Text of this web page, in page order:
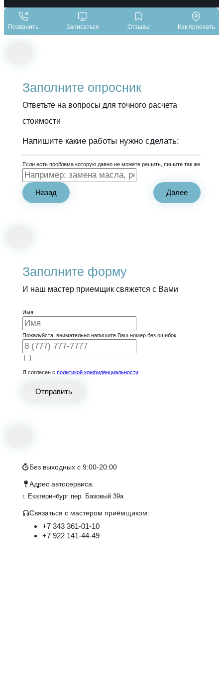
Позвонить Записаться Отзывы Как проехать
Заполните опросник
Ответьте на вопросы для точного расчета
стоимости
Напишите какие работы нужно сделать:
Если есть проблема которую давно не можете решить, пишите так же
Назад Далее
Заполните форму
И наш мастер приемщик свяжется с Вами
Имя
Пожалуйста, внимательно напишите Ваш номер без ошибок
Я согласен с политикой конфиденциальности
Отправить
Без выходных с 9:00-20:00
Адрес автосервиса:
г. Екатеринбург пер. Базовый 39а
Связаться с маcтером приёмщиком:
+7 343 361-01-10
+7 922 141-44-49